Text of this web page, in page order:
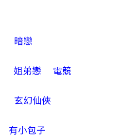
暗戀
姐弟戀 電競
玄幻仙俠
有小包子